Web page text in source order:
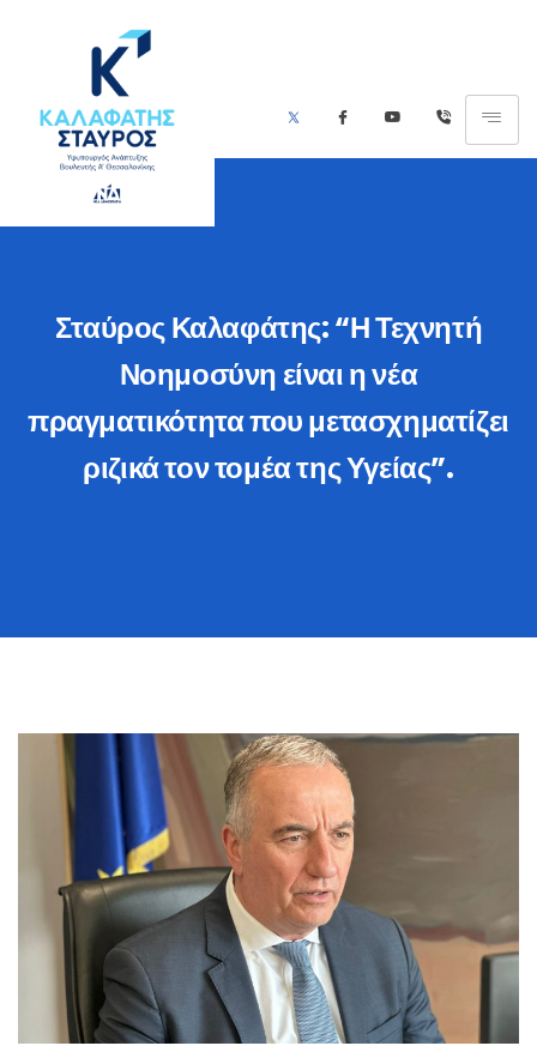
Σταύρος Καλαφάτης: “Η Τεχνητή
Νοημοσύνη είναι η νέα
πραγματικότητα που μετασχηματίζει
ριζικά τον τομέα της Υγείας”.